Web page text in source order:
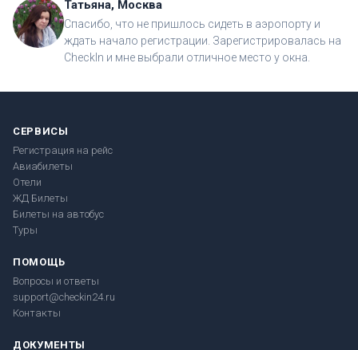
Татьяна, Москва
Спасибо, что не пришлось сидеть в аэропорту и
ждать начало регистрации. Зарегистрировалась на
CheckIn и мне выбрали отличное место у окна.
СЕРВИСЫ
Регистрация на рейс
Авиабилеты
Отели
ЖД Билеты
Билеты на автобус
Туры
ПОМОЩЬ
Вопросы и ответы
support@checkin24.ru
Контакты
ДОКУМЕНТЫ